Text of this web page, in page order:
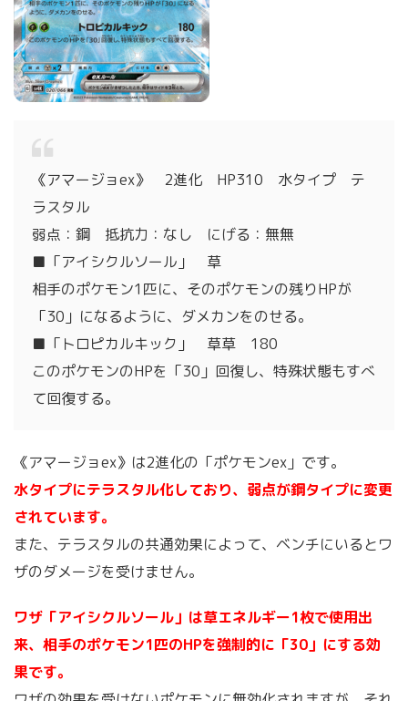
《アマージョex》 2進化 HP310 水タイプ テ
ラスタル
弱点：鋼 抵抗力：なし にげる：無無
■「アイシクルソール」 草
相手のポケモン1匹に、そのポケモンの残りHPが
「30」になるように、ダメカンをのせる。
■「トロピカルキック」 草草 180
このポケモンのHPを「30」回復し、特殊状態もすべ
て回復する。
《アマージョex》は2進化の「ポケモンex」です。
水タイプにテラスタル化しており、弱点が鋼タイプに変更
されています。
また、テラスタルの共通効果によって、ベンチにいるとワ
ザのダメージを受けません。
ワザ「アイシクルソール」は草エネルギー1枚で使用出
来、相手のポケモン1匹のHPを強制的に「30」にする効
果です。